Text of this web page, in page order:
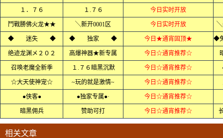
１．７６ １.７６ 今日实时开放
鬥戰勝佛火龙★★ ╲新开0001区 今日实时开放 ╲
◆ 迷失 ◆ ◆ 独家 ◆ 今日★通宵固顶★
绝迹龙渊メ２０２ 高爆神器★新专属 今日☆通宵推荐☆
召唤老魔全新季 １.７６暗黑沉默 今日☆通宵推荐☆
☆大天使神宠☆ ~玩的就是激情~ 今日☆通宵推荐☆
●侠客● ●独家专属●· 今日☆通宵推荐☆
暗黑佣兵 赞助可打 今日☆通宵推荐☆
相关文章